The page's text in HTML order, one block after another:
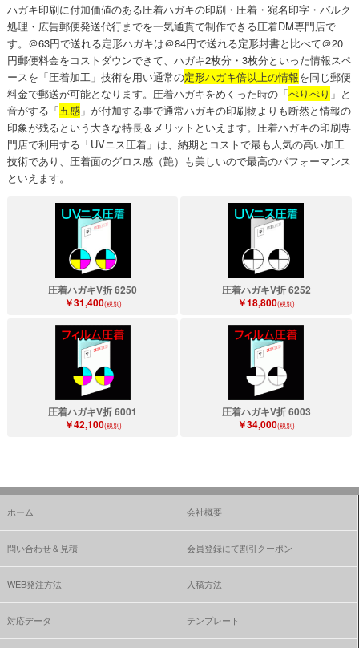
ハガキ印刷に付加価値のある圧着ハガキの印刷・圧着・宛名印字・バルク
処理・広告郵便発送代行までを一気通貫で制作できる圧着DM専門店で
す。＠63円で送れる定形ハガキは＠84円で送れる定形封書と比べて＠20
円郵便料金をコストダウンできて、ハガキ2枚分・3枚分といった情報スペ
ースを「圧着加工」技術を用い通常の定形ハガキ倍以上の情報を同じ郵便
料金で郵送が可能となります。圧着ハガキをめくった時の「ぺりぺり 」と
音がする「五感」が付加する事で通常ハガキの印刷物よりも断然と情報の
印象が残るという大きな特長＆メリットといえます。圧着ハガキの印刷専
門店で利用する「UVニス圧着」は、納期とコストで最も人気の高い加工
技術であり、圧着面のグロス感（艶）も美しいので最高のパフォーマンス
といえます。
圧着ハガキV折 6250
￥31,400(税別)
圧着ハガキV折 6252
￥18,800(税別)
圧着ハガキV折 6001
￥42,100(税別)
圧着ハガキV折 6003
￥34,000(税別)
ホーム 会社概要
問い合わせ＆見積 会員登録にて割引クーポン
WEB発注方法 入稿方法
対応データ テンプレート